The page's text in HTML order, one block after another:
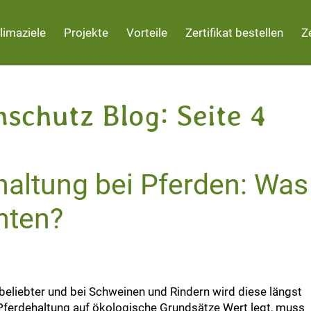
Projekte Vorteile Zertifikat bestellen
Blog: Seite 4
bei Pferden: Was
und bei Schweinen und Rindern wird diese längst
auf ökologische Grundsätze Wert legt, muss